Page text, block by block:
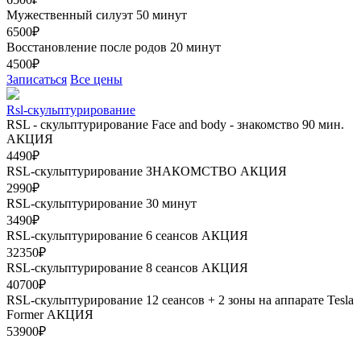
Мужественный силуэт 50 минут
6500₽
Восстановление после родов 20 минут
4500₽
Записаться Все цены
Rsl-скульптурирование
RSL - скульптурирование Face and body - знакомство 90 мин.
АКЦИЯ
4490₽
RSL-скульптурирование ЗНАКОМСТВО АКЦИЯ
2990₽
RSL-скульптурирование 30 минут
3490₽
RSL-скульптурирование 6 сеансов АКЦИЯ
32350₽
RSL-скульптурирование 8 сеансов АКЦИЯ
40700₽
RSL-скульптурирование 12 сеансов + 2 зоны на аппарате Tesla
Former АКЦИЯ
53900₽